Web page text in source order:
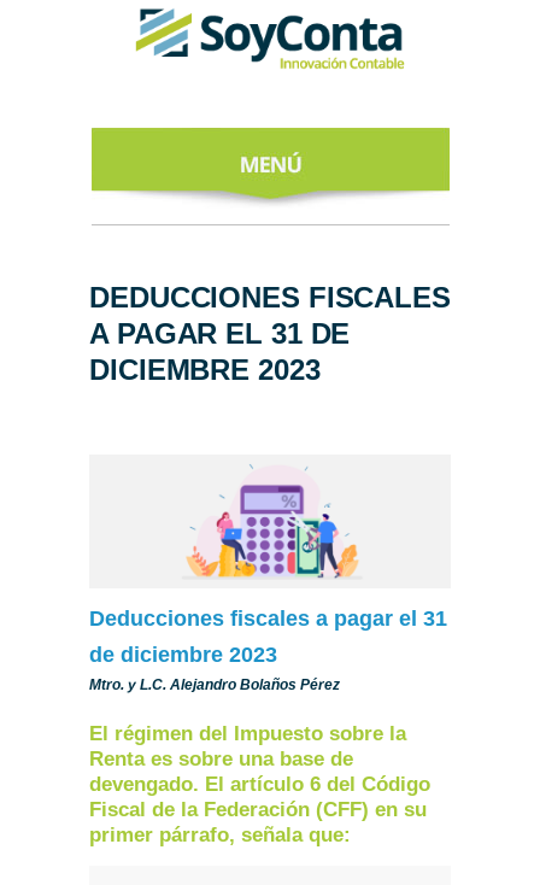
ACERCA DE
NUESTROS
EXPERTOS
REGÍSTRATE
AL NEWSLETTER
DEDUCCIONES FISCALES
A PAGAR EL 31 DE
DICIEMBRE 2023
Deducciones fiscales a pagar el 31
de diciembre 2023
Mtro. y L.C. Alejandro Bolaños Pérez
El régimen del Impuesto sobre la
Renta es sobre una base de
devengado. El artículo 6 del Código
Fiscal de la Federación (CFF) en su
primer párrafo, señala que: